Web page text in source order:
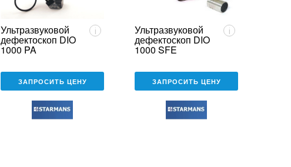
Ультразвуковой
дефектоскоп DIO
1000 PA
i
ЗАПРОСИТЬ ЦЕНУ
Ультразвуковой
дефектоскоп DIO
1000 SFE
i
ЗАПРОСИТЬ ЦЕНУ